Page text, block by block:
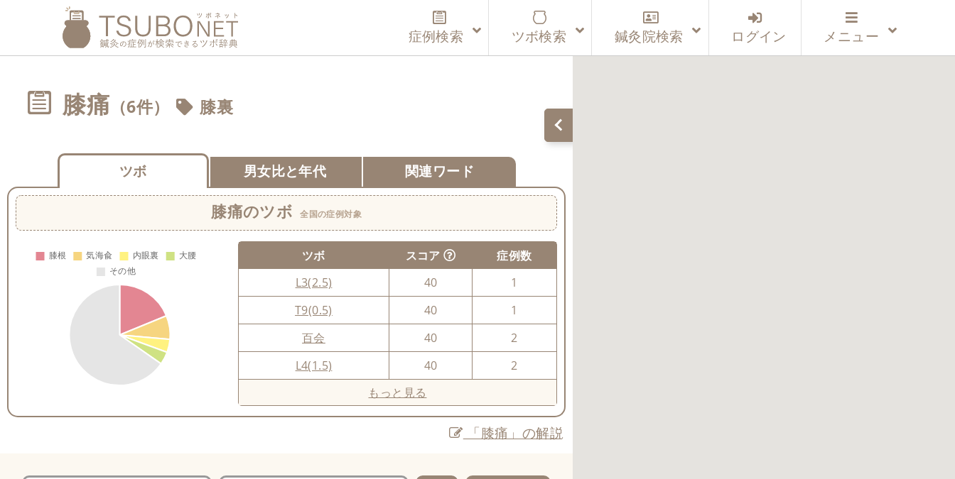
症例検索 ツボ検索 鍼灸院検索 ログイン メニュー
膝痛 （6件） 膝裏
ツボ 男女比と年代 関連ワード
膝痛のツボ 全国の症例対象
ツボ スコア
症例数
L3(2.5)
40
1
T9(0.5)
40
1
百会
40
2
L4(1.5)
40
2
もっと見る
「膝痛」の解説